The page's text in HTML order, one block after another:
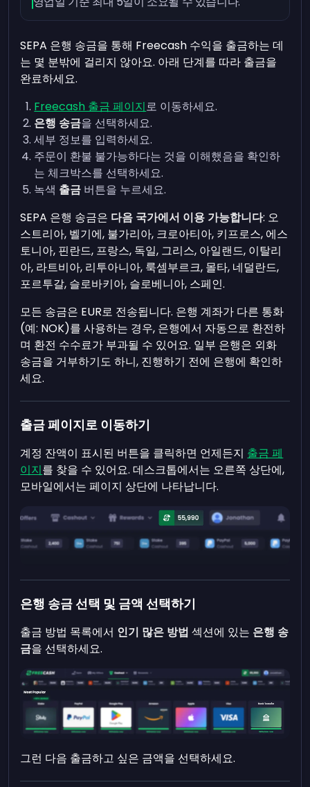
SEPA 은행 송금을 통해 Freecash 수익을 출금하는 데
는 몇 분밖에 걸리지 않아요. 아래 단계를 따라 출금을
완료하세요.
Freecash 출금 페이지로 이동하세요.
은행 송금을 선택하세요.
세부 정보를 입력하세요.
주문이 환불 불가능하다는 것을 이해했음을 확인하
는 체크박스를 선택하세요.
녹색 출금 버튼을 누르세요.
SEPA 은행 송금은 다음 국가에서 이용 가능합니다: 오
스트리아, 벨기에, 불가리아, 크로아티아, 키프로스, 에스
토니아, 핀란드, 프랑스, 독일, 그리스, 아일랜드, 이탈리
아, 라트비아, 리투아니아, 룩셈부르크, 몰타, 네덜란드,
포르투갈, 슬로바키아, 슬로베니아, 스페인.
모든 송금은 EUR로 전송됩니다. 은행 계좌가 다른 통화
(예: NOK)를 사용하는 경우, 은행에서 자동으로 환전하
며 환전 수수료가 부과될 수 있어요. 일부 은행은 외화
송금을 거부하기도 하니, 진행하기 전에 은행에 확인하
세요.
출금 페이지로 이동하기
계정 잔액이 표시된 버튼을 클릭하면 언제든지 출금 페
이지를 찾을 수 있어요. 데스크톱에서는 오른쪽 상단에,
모바일에서는 페이지 상단에 나타납니다.
은행 송금 선택 및 금액 선택하기
출금 방법 목록에서 인기 많은 방법 섹션에 있는 은행 송
금을 선택하세요.
그런 다음 출금하고 싶은 금액을 선택하세요.